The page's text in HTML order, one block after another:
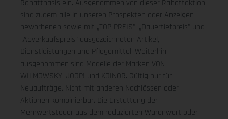
Rabattbasis ein. Ausgenommen von dieser Rabattaktion
sind zudem alle in unseren Prospekten oder Anzeigen
beworbenen sowie mit „TOP PREIS", „Dauertiefpreis" und
„Abverkaufspreis" ausgezeichneten Artikel,
Dienstleistungen und Pflegemittel. Weiterhin
ausgenommen sind Modelle der Marken VON
WILMOWSKY, JOOP! und KOINOR. Gültig nur für
Neuaufträge. Nicht mit anderen Nachlässen oder
Aktionen kombinierbar. Die Erstattung der
Mehrwertsteuer aus dem reduzierten Warenwert oder